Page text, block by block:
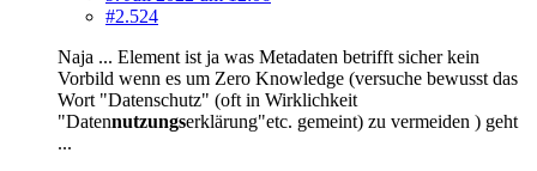
#2.524
Naja ... Element ist ja was Metadaten betrifft sicher kein
Vorbild wenn es um Zero Knowledge (versuche bewusst das
Wort "Datenschutz" (oft in Wirklichkeit
"Datennutzungserklärung"etc. gemeint) zu vermeiden ) geht
...